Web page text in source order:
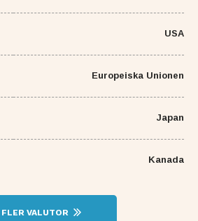
USA
Europeiska Unionen
Japan
Kanada
FLER VALUTOR